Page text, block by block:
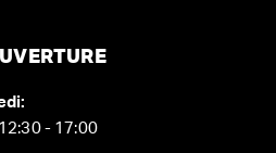
- 17:00